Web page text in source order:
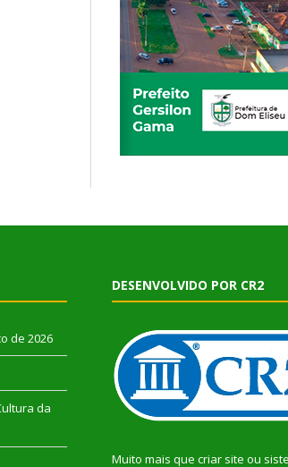
de 2026
da
DESENVOLVIDO POR CR2
Muito mais que criar site ou